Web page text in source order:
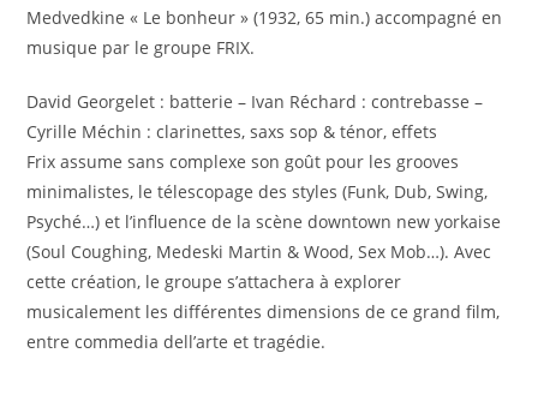
Medvedkine « Le bonheur » (1932, 65 min.) accompagné en
musique par le groupe FRIX.
David Georgelet : batterie – Ivan Réchard : contrebasse –
Cyrille Méchin : clarinettes, saxs sop & ténor, effets
Frix assume sans complexe son goût pour les grooves
minimalistes, le télescopage des styles (Funk, Dub, Swing,
Psyché…) et l’influence de la scène downtown new yorkaise
(Soul Coughing, Medeski Martin & Wood, Sex Mob…). Avec
cette création, le groupe s’attachera à explorer
musicalement les différentes dimensions de ce grand film,
entre commedia dell’arte et tragédie.